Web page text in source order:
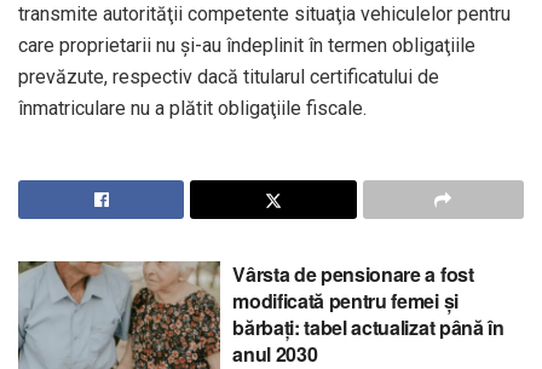
transmite autorităţii competente situaţia vehiculelor pentru
care proprietarii nu şi-au îndeplinit în termen obligaţiile
prevăzute, respectiv dacă titularul certificatului de
înmatriculare nu a plătit obligaţiile fiscale.
Vârsta de pensionare a fost
modificată pentru femei și
bărbați: tabel actualizat până în
anul 2030